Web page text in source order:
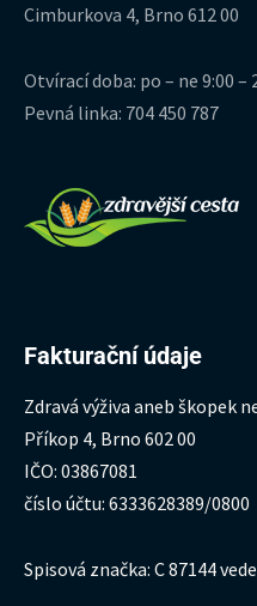
Cimburkova 4, Brno 612 00
Otvírací doba: po – ne 9:00 –
Pevná linka: 704 450 787
Fakturační údaje
Zdravá výživa aneb škopek
Příkop 4, Brno 602 00
IČO: 03867081
číslo účtu: 6333628389/0800
Spisová značka: C 87144